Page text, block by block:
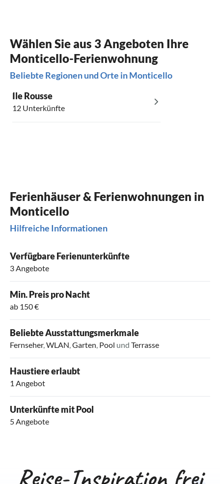
Wählen Sie aus 3 Angeboten Ihre
Monticello-Ferienwohnung
Beliebte Regionen und Orte in Monticello
Ile Rousse
12 Unterkünfte
Ferienhäuser & Ferienwohnungen in
Monticello
Hilfreiche Informationen
Verfügbare Ferienunterkünfte
3 Angebote
Min. Preis pro Nacht
ab 150 €
Beliebte Ausstattungsmerkmale
Fernseher,WLAN,Garten, Pool und Terrasse
Haustiere erlaubt
1 Angebot
Unterkünfte mit Pool
5 Angebote
Reise-Inspiration frei